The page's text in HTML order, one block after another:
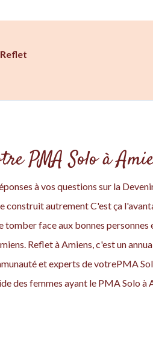
PMA Solo à
à vos questions sur la
construit autrement C'est ça
tomber face aux bonnes personnes
Reflet à Amiens, c'est un
et experts de votrePMA
des femmes ayant le PMA Solo à